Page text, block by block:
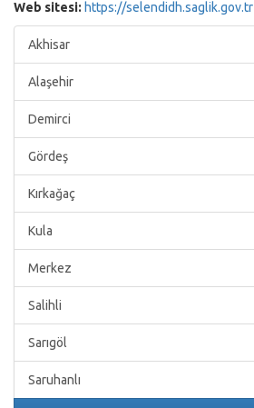
Web sitesi: https://selendidh.saglik.gov.tr
Akhisar
Alaşehir
Demirci
Gördeş
Kırkağaç
Kula
Merkez
Salihli
Sarıgöl
Saruhanlı